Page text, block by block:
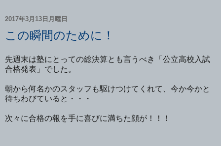
2017年3月13日月曜日
この瞬間のために！
先週末は塾にとっての総決算とも言うべき「公立高校入試
合格発表」でした。
朝から何名かのスタッフも駆けつけてくれて、今か今かと
待ちわびていると・・・
次々に合格の報を手に喜びに満ちた顔が！！！